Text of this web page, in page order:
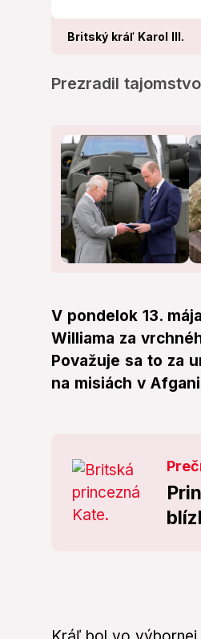
Britský kráľ Karol III.
Prezradil
V pondelok 13.
Williama za
Považuje sa to za
na misiách v